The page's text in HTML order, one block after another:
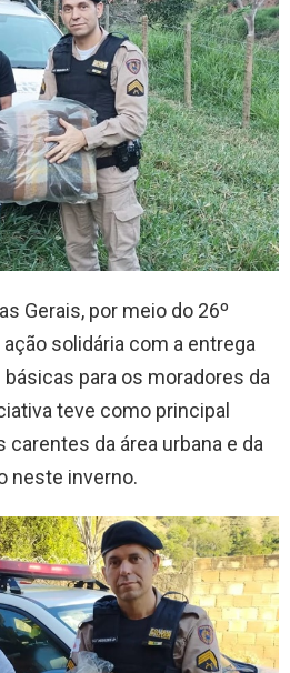
Gerais, por meio do 26º
solidária com a entrega
para os moradores da
teve como principal
da área urbana e da
neste inverno.